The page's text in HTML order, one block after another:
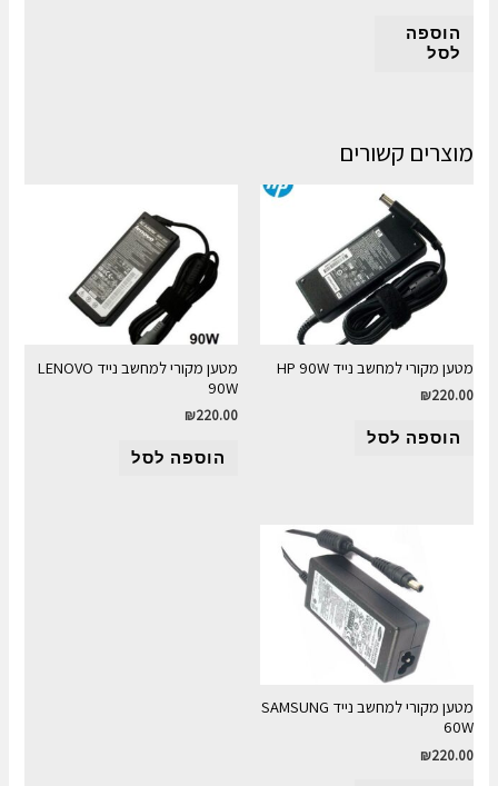
הוספה
לסל
מוצרים קשורים
מטען מקורי למחשב נייד HP 90W
₪220.00
הוספה לסל
מטען מקורי למחשב נייד LENOVO
90W
₪220.00
הוספה לסל
מטען מקורי למחשב נייד SAMSUNG
60W
₪220.00